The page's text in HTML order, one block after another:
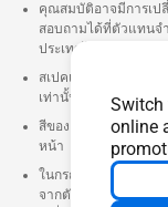
Switch
online
คุณสมบัติอาจมีการเป
สอบถามได้ที่ตัวแทนจ
ประเทศไทย
สเปคและคุณสมบัติอา
เท่านั้น กรุณาตรวจส
สีของ PCB และซอฟต์
หน้า
ในกรณีที่ ต้องการนำคุ
จากตัวแทนจำหน่ายเ